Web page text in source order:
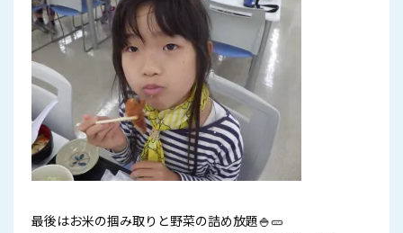
最後はお米の掴み取りと野菜の詰め放題🍚🥒